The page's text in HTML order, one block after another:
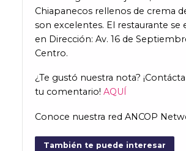
Chiapanecos rellenos de crema
son excelentes. El restaurante se
en Dirección: Av. 16 de
Centro.
¿Te gustó nuestra nota?
tu comentario! AQUÍ
Conoce nuestra red ANCOP
También te puede interesar